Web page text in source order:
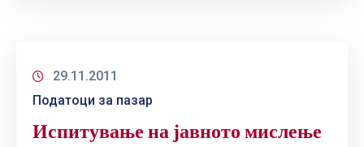
29.11.2011
Податоци за пазар
Испитување на јавното мислење